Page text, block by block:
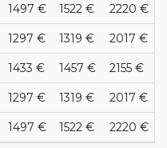
1497 € 1522 € 2220 €
1297 € 1319 € 2017 €
1433 € 1457 € 2155 €
1297 € 1319 € 2017 €
1497 € 1522 € 2220 €